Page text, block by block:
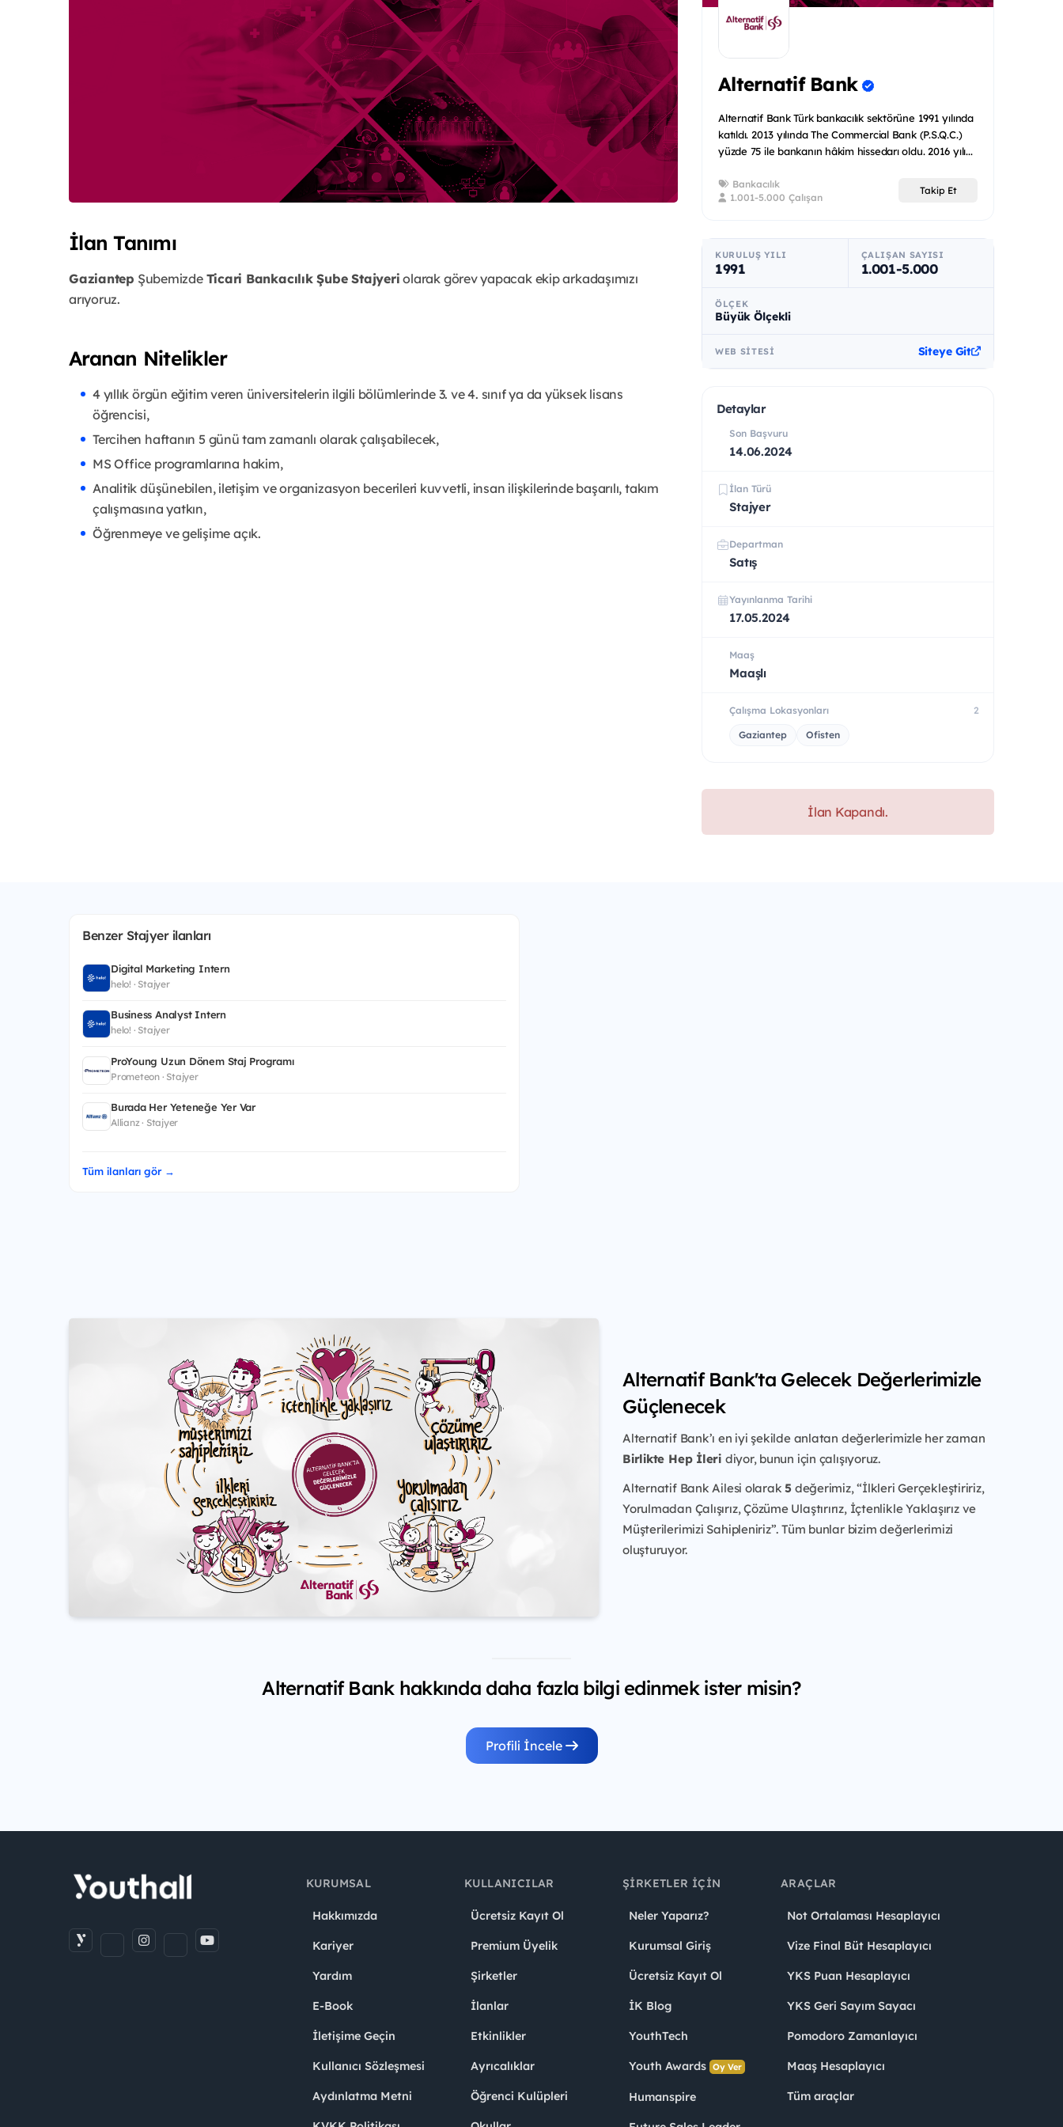
İlan Tanımı
Gaziantep Şubemizde Ticari Bankacılık Şube Stajyeri olarak görev yapacak ekip arkadaşımızı
arıyoruz.
Aranan Nitelikler
4 yıllık örgün eğitim veren üniversitelerin ilgili bölümlerinde 3. ve 4. sınıf ya da yüksek lisans
öğrencisi,
Tercihen haftanın 5 günü tam zamanlı olarak çalışabilecek,
MS Office programlarına hakim,
Analitik düşünebilen, iletişim ve organizasyon becerileri kuvvetli, insan ilişkilerinde başarılı, takım
çalışmasına yatkın,
Öğrenmeye ve gelişime açık.
Alternatif Bank
Alternatif Bank Türk bankacılık sektörüne 1991 yılında
katıldı. 2013 yılında The Commercial Bank (P.S.Q.C.)
yüzde 75 ile bankanın hâkim hissedarı oldu. 2016 yılı...
Bankacılık
1.001-5.000 Çalışan
Takip Et
KURULUŞ YILI
1991
ÇALIŞAN SAYISI
1.001-5.000
ÖLÇEK
Büyük Ölçekli
WEB SITESI Siteye Git
Detaylar
Son Başvuru
14.06.2024
İlan Türü
Stajyer
Departman
Satış
Yayınlanma Tarihi
17.05.2024
Maaş
Maaşlı
Çalışma Lokasyonları 2
Gaziantep Ofisten
İlan Kapandı.
Benzer Stajyer ilanları
Digital Marketing Intern
helo! · Stajyer
Business Analyst Intern
helo! · Stajyer
ProYoung Uzun Dönem Staj Programı
Prometeon · Stajyer
Burada Her Yeteneğe Yer Var
Allianz · Stajyer
Tüm ilanları gör →
Alternatif Bank'ta Gelecek Değerlerimizle
Güçlenecek
Alternatif Bank’ı en iyi şekilde anlatan değerlerimizle her zaman
Birlikte Hep İleri diyor, bunun için çalışıyoruz.
Alternatif Bank Ailesi olarak5 değerimiz, “İlkleri Gerçekleştiririz,
Yorulmadan Çalışırız, Çözüme Ulaştırırız, İçtenlikle Yaklaşırız ve
Müşterilerimizi Sahipleniriz”. Tüm bunlar bizim değerlerimizi
oluşturuyor.
Alternatif Bank hakkında daha fazla bilgi edinmek ister misin?
Profili İncele
KURUMSAL
Hakkımızda
Kariyer
Yardım
E-Book
İletişime Geçin
Kullanıcı Sözleşmesi
Aydınlatma Metni
KULLANICILAR
Ücretsiz Kayıt Ol
Premium Üyelik
Şirketler
İlanlar
Etkinlikler
Ayrıcalıklar
Öğrenci Kulüpleri
ŞIRKETLER İÇIN
Neler Yaparız?
Kurumsal Giriş
Ücretsiz Kayıt Ol
İK Blog
YouthTech
Youth Awards Oy Ver
Humanspire
ARAÇLAR
Not Ortalaması Hesaplayıcı
Vize Final Büt Hesaplayıcı
YKS Puan Hesaplayıcı
YKS Geri Sayım Sayacı
Pomodoro Zamanlayıcı
Maaş Hesaplayıcı
Tüm araçlar